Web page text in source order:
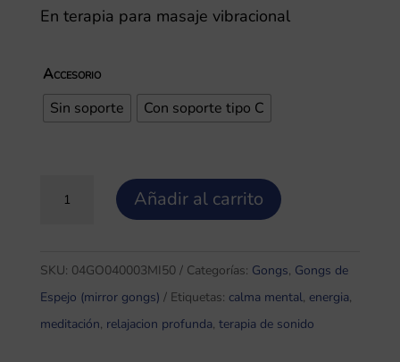
En terapia para masaje vibracional
Accesorio
Sin soporte
Con soporte tipo C
o
Mirror
Gong
Añadir al carrito
SKU: 04GO040003MI50 Categorías: Gongs, Gongs de
Espejo (mirror gongs)
Etiquetas: calma mental, energia,
meditación, relajacion profunda, terapia de sonido